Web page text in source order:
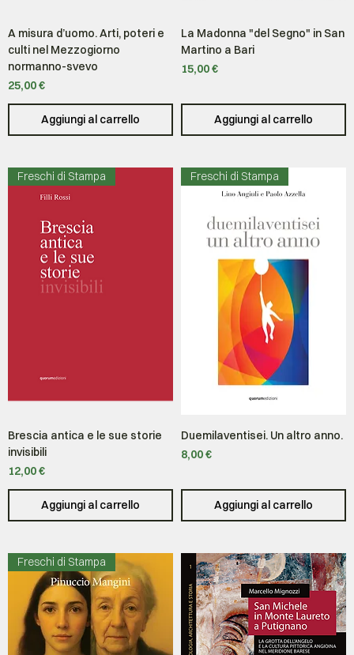
A misura d’uomo. Arti, poteri e
culti nel Mezzogiorno
normanno-svevo
Prezzo
25,00 €
Aggiungi al carrello
La Madonna "del Segno" in San
Martino a Bari
Prezzo
15,00 €
Aggiungi al carrello
Freschi di Stampa
Brescia antica e le sue storie
invisibili
Prezzo
12,00 €
Aggiungi al carrello
Freschi di Stampa
Duemilaventisei. Un altro anno.
Prezzo
8,00 €
Aggiungi al carrello
Freschi di Stampa